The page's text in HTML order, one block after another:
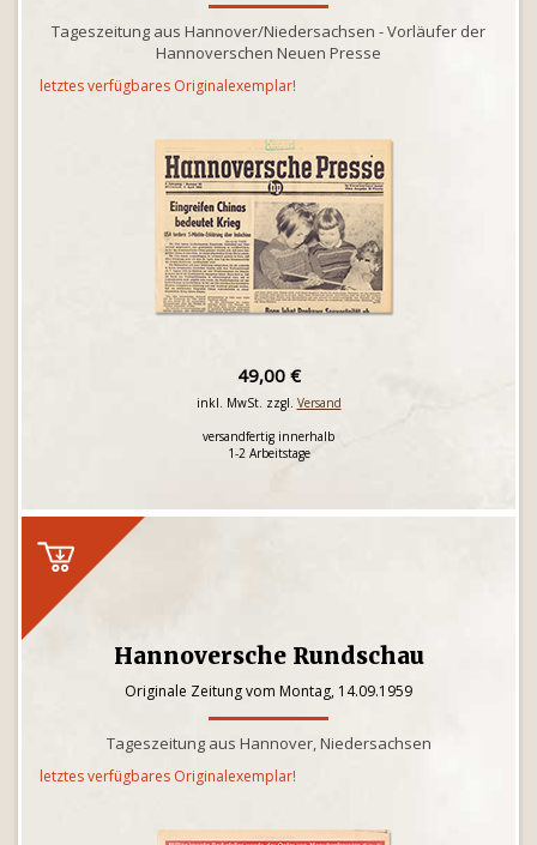
Tageszeitung aus Hannover/Niedersachsen - Vorläufer der
Hannoverschen Neuen Presse
letztes verfügbares Originalexemplar!
49,00 €
inkl. MwSt. zzgl. Versand
versandfertig innerhalb
1-2 Arbeitstage
Hannoversche Rundschau
Originale Zeitung vom Montag, 14.09.1959
Tageszeitung aus Hannover, Niedersachsen
letztes verfügbares Originalexemplar!